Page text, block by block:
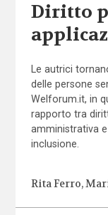
Diritto
Le autrici
delle persone
Welforum.it, in
rapporto tra
amministrativa
inclusione.
Rita Ferro